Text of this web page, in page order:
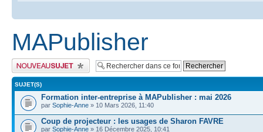
MAPublisher
Publier un nouveau sujet
SUJET(S)
Formation inter-entreprise à MAPublisher : mai 2026
par Sophie-Anne » 10 Mars 2026, 11:40
Coup de projecteur : les usages de Sharon FAVRE
par Sophie-Anne » 16 Décembre 2025, 10:41